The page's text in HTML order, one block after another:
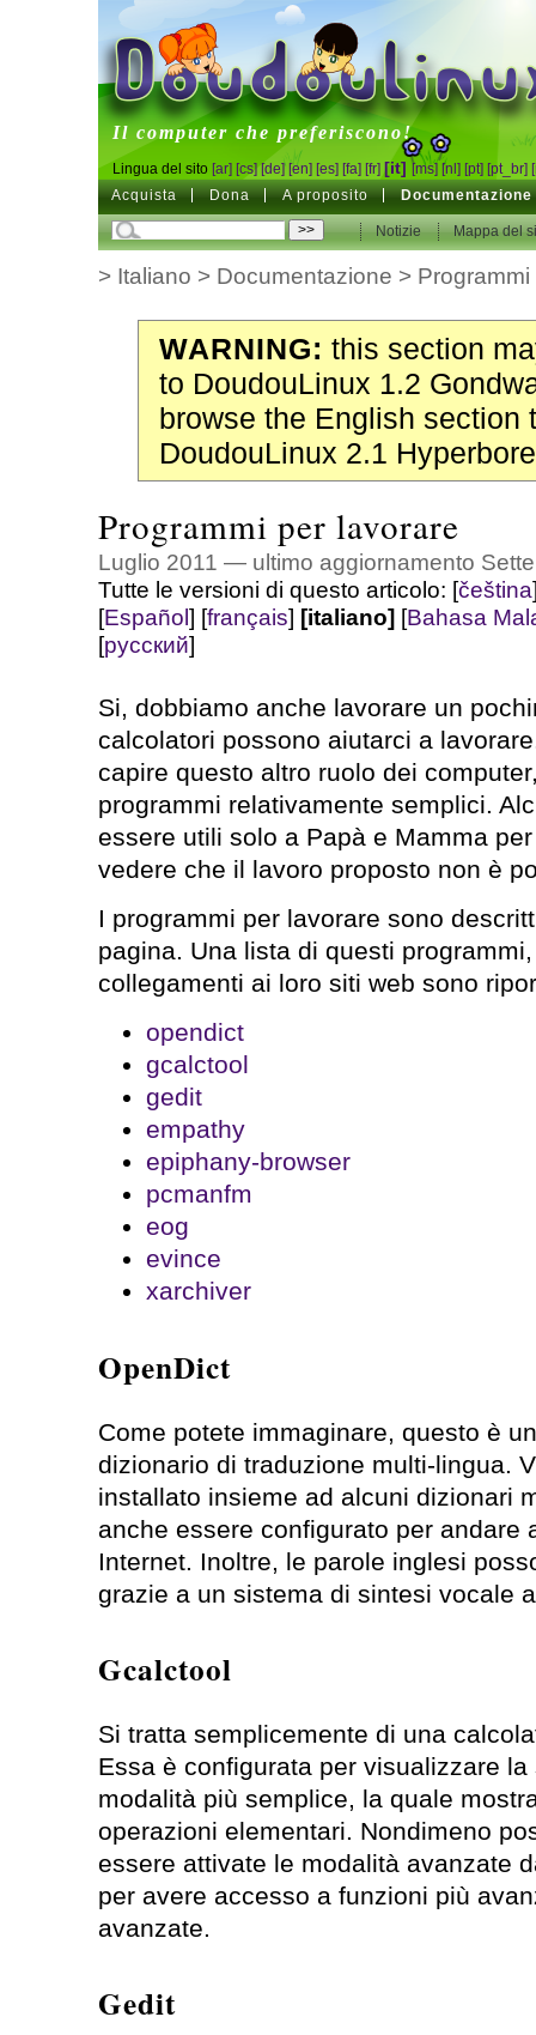
DoudouLinux
Il computer che preferiscono!
Lingua del sito [ar] [cs] [de] [en] [es] [fa] [fr] [it] [ms] [nl] [pt] [pt_br]
Acquista Dona A proposito Documentazione
Notizie Mappa del
> Italiano > Documentazione > Programmi
WARNING: this section
to DoudouLinux 1.2
browse the English section
DoudouLinux 2.1
Programmi per lavorare
Luglio 2011 — ultimo aggiornamento
Tutte le versioni di questo articolo: [čeština
[Español] [français] [italiano] [Bahasa
[русский]
Si, dobbiamo anche lavorare un
calcolatori possono aiutarci a
capire questo altro ruolo dei
programmi relativamente semplici.
essere utili solo a Papà e Mamma
vedere che il lavoro proposto non è
I programmi per lavorare sono
pagina. Una lista di questi
collegamenti ai loro siti web sono
opendict
gcalctool
gedit
empathy
epiphany-browser
pcmanfm
eog
evince
xarchiver
OpenDict
Come potete immaginare, questo è un
dizionario di traduzione multi-lingua.
installato insieme ad alcuni dizionari
anche essere configurato per andare
Internet. Inoltre, le parole inglesi
grazie a un sistema di sintesi vocale
Gcalctool
Si tratta semplicemente di una
Essa è configurata per visualizzare la
modalità più semplice, la quale
operazioni elementari. Nondimeno
essere attivate le modalità avanzate
per avere accesso a funzioni più
avanzate.
Gedit